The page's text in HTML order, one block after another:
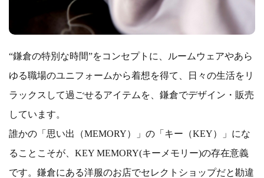
“鎌倉の特別な時間”をコンセプトに、ルームウェアやあら
ゆる職場のユニフォームから着想を得て、日々の生活をリ
ラックスして過ごせるアイテムを、鎌倉でデザイン・販売
しています。
誰かの「思い出（MEMORY）」の「キー（KEY）」にな
ることこそが、KEY MEMORY(キーメモリー)の存在意義
です。鎌倉にある洋服のお店でセレクトショップだと勘違